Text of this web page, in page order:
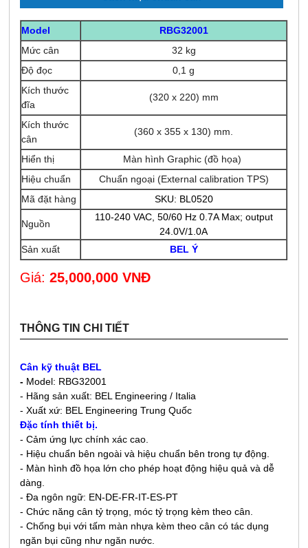
Model
RBG32001
Mức cân
32 kg
Độ đọc
0,1 g
Kích thước
đĩa
(320 x 220) mm
Kích thước
cân
(360 x 355 x 130) mm.
Hiển thị
Màn hình Graphic (đồ họa)
Hiệu chuẩn
Chuẩn ngoại (External calibration TPS)
Mã đặt hàng
SKU: BL0520
Nguồn
110-240 VAC, 50/60 Hz 0.7A Max; output
24.0V/1.0A
Sản xuất
BEL Ý
Giá:25,000,000 VNĐ
THÔNG TIN CHI TIẾT
Cân kỹ thuật BEL
- Model: RBG32001
- Hãng sản xuất: BEL Engineering / Italia
- Xuất xứ: BEL Engineering Trung Quốc
Đặc tính thiết bị.
- Cảm ứng lực chính xác cao.
- Hiệu chuẩn bên ngoài và hiệu chuẩn bên trong tự động.
- Màn hình đồ họa lớn cho phép hoạt động hiệu quả và dễ
dàng.
- Đa ngôn ngữ: EN-DE-FR-IT-ES-PT
- Chức năng cân tỷ trọng, móc tỷ trọng kèm theo cân.
- Chống bụi với tấm màn nhựa kèm theo cân có tác dụng
ngăn bụi cũng như ngăn nước.